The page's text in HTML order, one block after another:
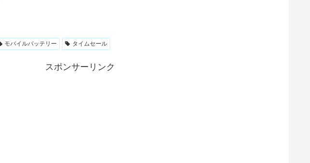
モバイルバッテリー タイムセール
スポンサーリンク